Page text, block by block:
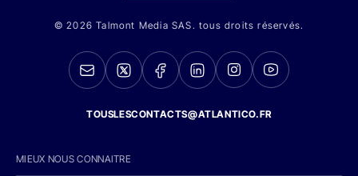
© 2026 Talmont Media SAS. tous droits réservés.
TOUSLESCONTACTS@ATLANTICO.FR
MIEUX NOUS CONNAITRE